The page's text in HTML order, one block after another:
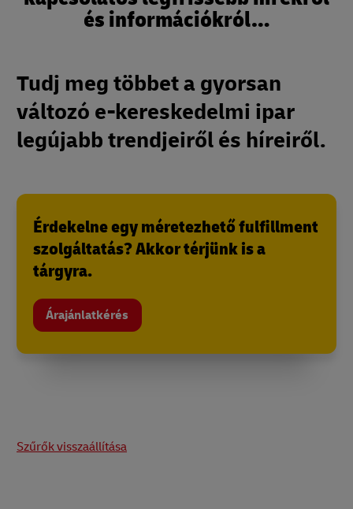
és információkról…
Tudj meg többet a gyorsan
változó e-kereskedelmi ipar
legújabb trendjeiről és híreiről.
Érdekelne egy méretezhető fulfillment
szolgáltatás? Akkor térjünk is a
tárgyra.
Árajánlatkérés
Szűrők visszaállítása